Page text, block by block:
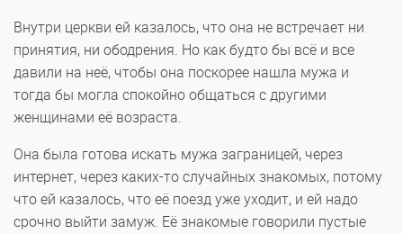
Внутри церкви ей казалось, что она не встречает ни
принятия, ни ободрения. Но как будто бы всё и все
давили на неё, чтобы она поскорее нашла мужа и
тогда бы могла спокойно общаться с другими
женщинами её возраста.
Она была готова искать мужа заграницей, через
интернет, через каких-то случайных знакомых, потому
что ей казалось, что её поезд уже уходит, и ей надо
срочно выйти замуж. Её знакомые говорили пустые